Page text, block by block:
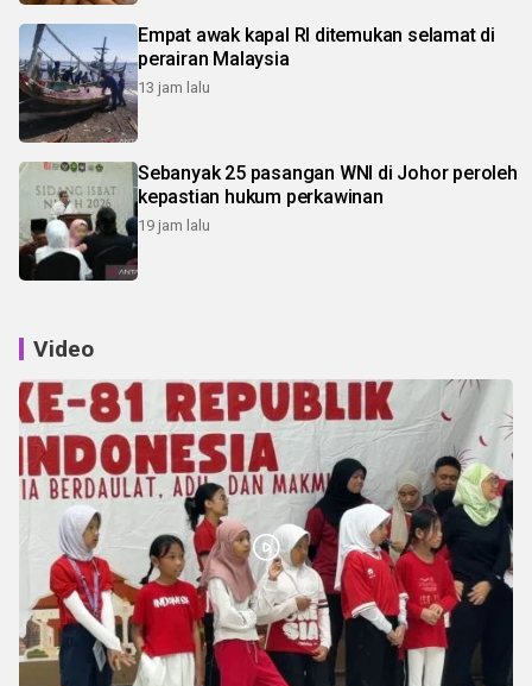
Empat awak kapal RI ditemukan selamat di
perairan Malaysia
13 jam lalu
Sebanyak 25 pasangan WNI di Johor peroleh
kepastian hukum perkawinan
19 jam lalu
Video